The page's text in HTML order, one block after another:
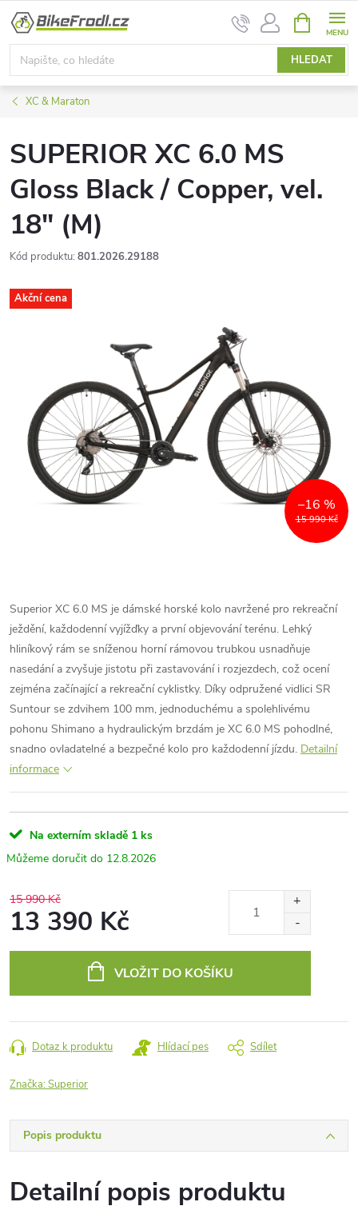
Přejít
obsah
HLEDAT
NÁKUPNÍ
KOŠÍK
XC & Maraton
SUPERIOR XC 6.0 MS
Gloss Black / Copper, vel.
18" (M)
Kód produktu: 801.2026.29188
Akční cena
15 990 Kč
–16 %
Superior XC 6.0 MS je dámské horské kolo navržené pro rekreační
ježdění, každodenní vyjížďky a první objevování terénu. Lehký
hliníkový rám se sníženou horní rámovou trubkou usnadňuje
nasedání a zvyšuje jistotu při zastavování i rozjezdech, což ocení
zejména začínající a rekreační cyklistky. Díky odpružené vidlici SR
Suntour se zdvihem 100 mm, jednoduchému a spolehlivému
pohonu Shimano a hydraulickým brzdám je XC 6.0 MS pohodlné,
snadno ovladatelné a bezpečné kolo pro každodenní jízdu. Detailní
informace
Na externím skladě 1 ks
12.8.2026
15 990 Kč
13 390 Kč
VLOŽIT DO KOŠÍKU
Dotaz k produktu Hlídací pes Sdílet
Značka:Superior
Popis produktu
Detailní popis produktu